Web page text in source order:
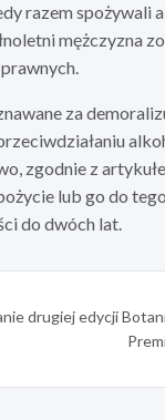
razem spożywali
mężczyzna
za
zgodnie z
lub go do
do dwóch lat.
drugiej edycji